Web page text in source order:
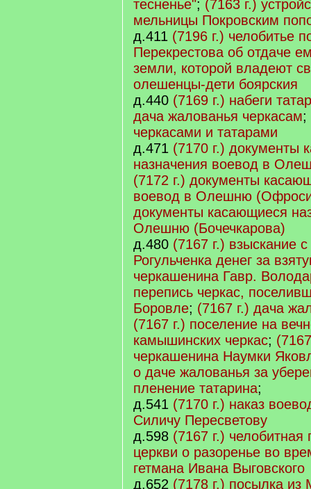
тесненье"; (7163 г.)
мельницы Покровским
д.411 (7196 г.) челобитье
Перекрестова об отдаче
земли, которой владеют
олешенцы-дети боярския
д.440 (7169 г.) набеги
дача жалованья черкасам;
черкасами и татарами
д.471 (7170 г.) документы
назначения воевод в
(7172 г.) документы
воевод в Олешню
документы касающиеся
Олешню (Бочечкарова)
д.480 (7167 г.) взыскание
Рогульченка денег за
черкашенина Гавр.
перепись черкас,
Боровле; (7167 г.) дача
(7167 г.) поселение на
камышинских черкас;
черкашенина Наумки
о даче жалованья за
пленение татарина;
д.541 (7170 г.) наказ
Силичу Пересветову
д.598 (7167 г.) челобитная
церкви о разоренье во
гетмана Ивана Выговского
д.652 (7178 г.) посылка из